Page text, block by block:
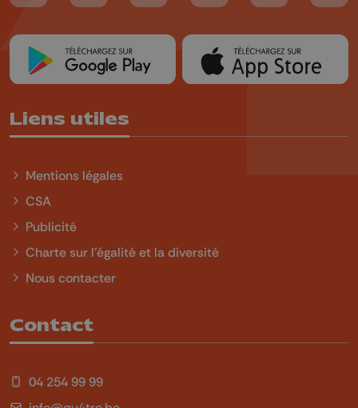
Liens utiles
Mentions légales
CSA
Publicité
Charte sur l'égalité et la diversité
Nous contacter
Contact
04 254 99 99